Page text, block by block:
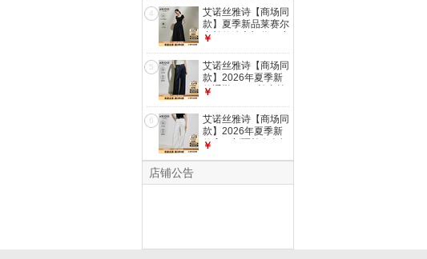
AR613015 雾灰绿
XL
4
艾诺丝雅诗【商场同
款】夏季新品莱赛尔
中长款连衣裙收腰小
M
￥
5
艾诺丝雅诗【商场同
款】2026年夏季新
款通勤100%棉直筒
50423237 暮色蓝 M
￥
6
艾诺丝雅诗【商场同
款】2026年夏季新
款高腰新疆棉白色阔
￥
店铺公告